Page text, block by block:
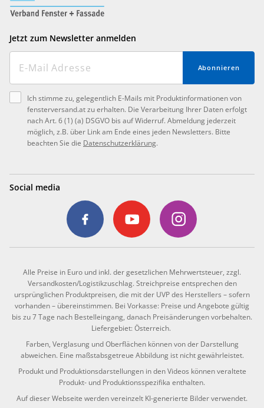
Jetzt zum Newsletter anmelden
Abonnieren
Ich stimme zu, gelegentlich E-Mails mit Produktinformationen von
fensterversand.at zu erhalten. Die Verarbeitung Ihrer Daten erfolgt
nach Art. 6 (1) (a) DSGVO bis auf Widerruf. Abmeldung jederzeit
möglich, z.B. über Link am Ende eines jeden Newsletters. Bitte
beachten Sie die Datenschutzerklärung.
Social media
Alle Preise in Euro und inkl. der gesetzlichen Mehrwertsteuer, zzgl.
Versandkosten/Logistikzuschlag. Streichpreise entsprechen den
ursprünglichen Produktpreisen, die mit der UVP des Herstellers – sofern
vorhanden – übereinstimmen. Bei Vorkasse: Preise und Angebote gültig
bis zu 7 Tage nach Bestelleingang, danach Preisänderungen vorbehalten.
Liefergebiet: Österreich.
Farben, Verglasung und Oberflächen können von der Darstellung
abweichen. Eine maßstabsgetreue Abbildung ist nicht gewährleistet.
Produkt und Produktionsdarstellungen in den Videos können veraltete
Produkt- und Produktionsspezifika enthalten.
Auf dieser Webseite werden vereinzelt KI-generierte Bilder verwendet.